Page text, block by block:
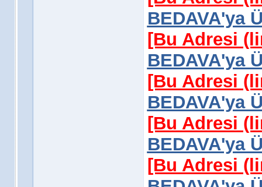
BEDAVA'ya
[Bu Adresi
BEDAVA'ya
[Bu Adresi
BEDAVA'ya
[Bu Adresi
BEDAVA'ya
[Bu Adresi